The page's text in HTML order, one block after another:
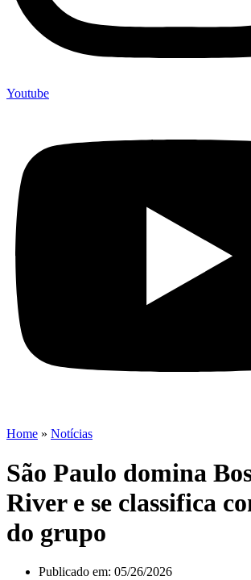
Youtube
Home » Notícias
São Paulo domina
River e se classifica
do grupo
Publicado em: 05/26/2026